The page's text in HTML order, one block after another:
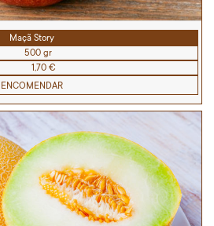
Maçã Story
500 gr
1,70 €
ENCOMENDAR